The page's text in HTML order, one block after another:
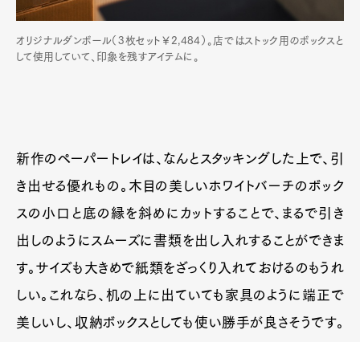
オリジナルダンボール（3枚セット￥2,484）。店ではストック用のボックスと
して使用していて、印象を残すアイテムに。
新作のペーパートレイは、なんとスタッキングした上で、引
き出せる優れもの。木目の美しいホワイトバーチのボック
スの小口と底の縁を斜めにカットすることで、まるで引き
出しのようにスムーズに書類を出し入れすることができま
す。サイズも大きめで紙類をざっくり入れておけるのもうれ
しい。これなら、机の上に出ていても家具のように端正で
美しいし、収納ボックスとしても使い勝手が良さそうです。